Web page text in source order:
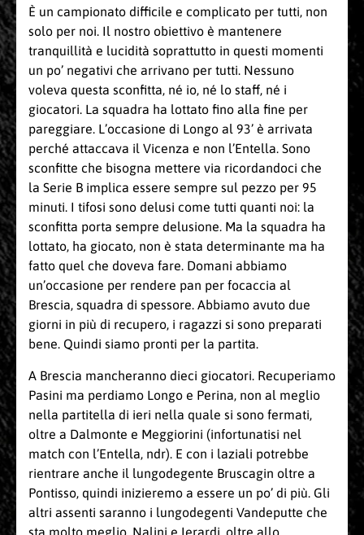
È un campionato difficile e complicato per tutti, non
solo per noi. Il nostro obiettivo è mantenere
tranquillità e lucidità soprattutto in questi momenti
un po’ negativi che arrivano per tutti. Nessuno
voleva questa sconfitta, né io, né lo staff, né i
giocatori. La squadra ha lottato fino alla fine per
pareggiare. L’occasione di Longo al 93’ è arrivata
perché attaccava il Vicenza e non l’Entella. Sono
sconfitte che bisogna mettere via ricordandoci che
la Serie B implica essere sempre sul pezzo per 95
minuti. I tifosi sono delusi come tutti quanti noi: la
sconfitta porta sempre delusione. Ma la squadra ha
lottato, ha giocato, non è stata determinante ma ha
fatto quel che doveva fare. Domani abbiamo
un’occasione per rendere pan per focaccia al
Brescia, squadra di spessore. Abbiamo avuto due
giorni in più di recupero, i ragazzi si sono preparati
bene. Quindi siamo pronti per la partita.
A Brescia mancheranno dieci giocatori. Recuperiamo
Pasini ma perdiamo Longo e Perina, non al meglio
nella partitella di ieri nella quale si sono fermati,
oltre a Dalmonte e Meggiorini (infortunatisi nel
match con l’Entella, ndr). E con i laziali potrebbe
rientrare anche il lungodegente Bruscagin oltre a
Pontisso, quindi inizieremo a essere un po’ di più. Gli
altri assenti saranno i lungodegenti Vandeputte che
sta molto meglio, Nalini e Ierardi, oltre allo